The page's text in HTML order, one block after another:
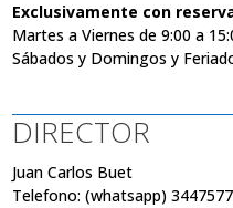
Exclusivamente con
Martes a Viernes de 9:00 a
Sábados y Domingos y
DIRECTOR
Juan Carlos Buet
Telefono: (whatsapp)